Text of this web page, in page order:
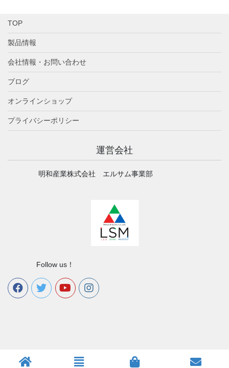
TOP
製品情報
会社情報・お問い合わせ
ブログ
オンラインショップ
プライバシーポリシー
運営会社
明和産業株式会社 エルサム事業部
Follow us！